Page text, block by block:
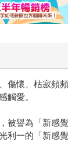
傷懷、枯寂頻頻
觸愛。
被譽為「新感
一的「新感